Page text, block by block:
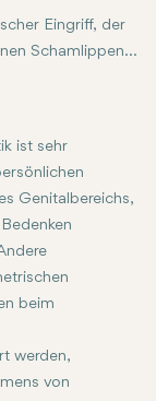
Eingriff, der
Schamlippen
(äußere
wird in der
gynäkologische
ist sehr
Genitalbereichs,
beim
werden,
von